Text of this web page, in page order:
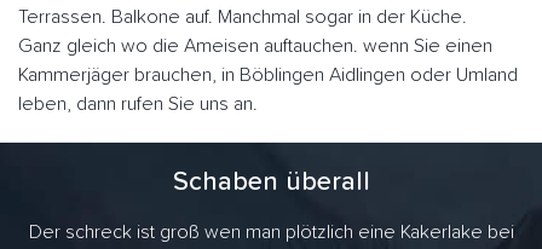
Terrassen. Balkone auf. Manchmal sogar in der Küche.
Ganz gleich wo die Ameisen auftauchen. wenn Sie einen
Kammerjäger brauchen, in Böblingen Aidlingen oder Umland
leben, dann rufen Sie uns an.
Schaben überall
Der schreck ist groß wen man plötzlich eine Kakerlake bei